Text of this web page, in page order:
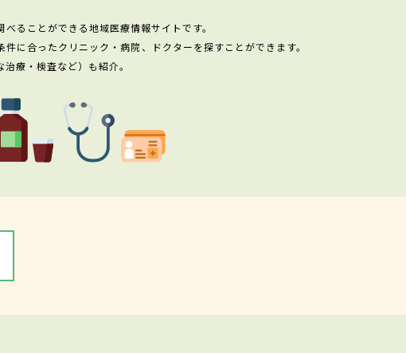
ることができる地域医療情報サイトです。
に合ったクリニック・病院、ドクターを探すことができます。
療・検査など）も紹介。